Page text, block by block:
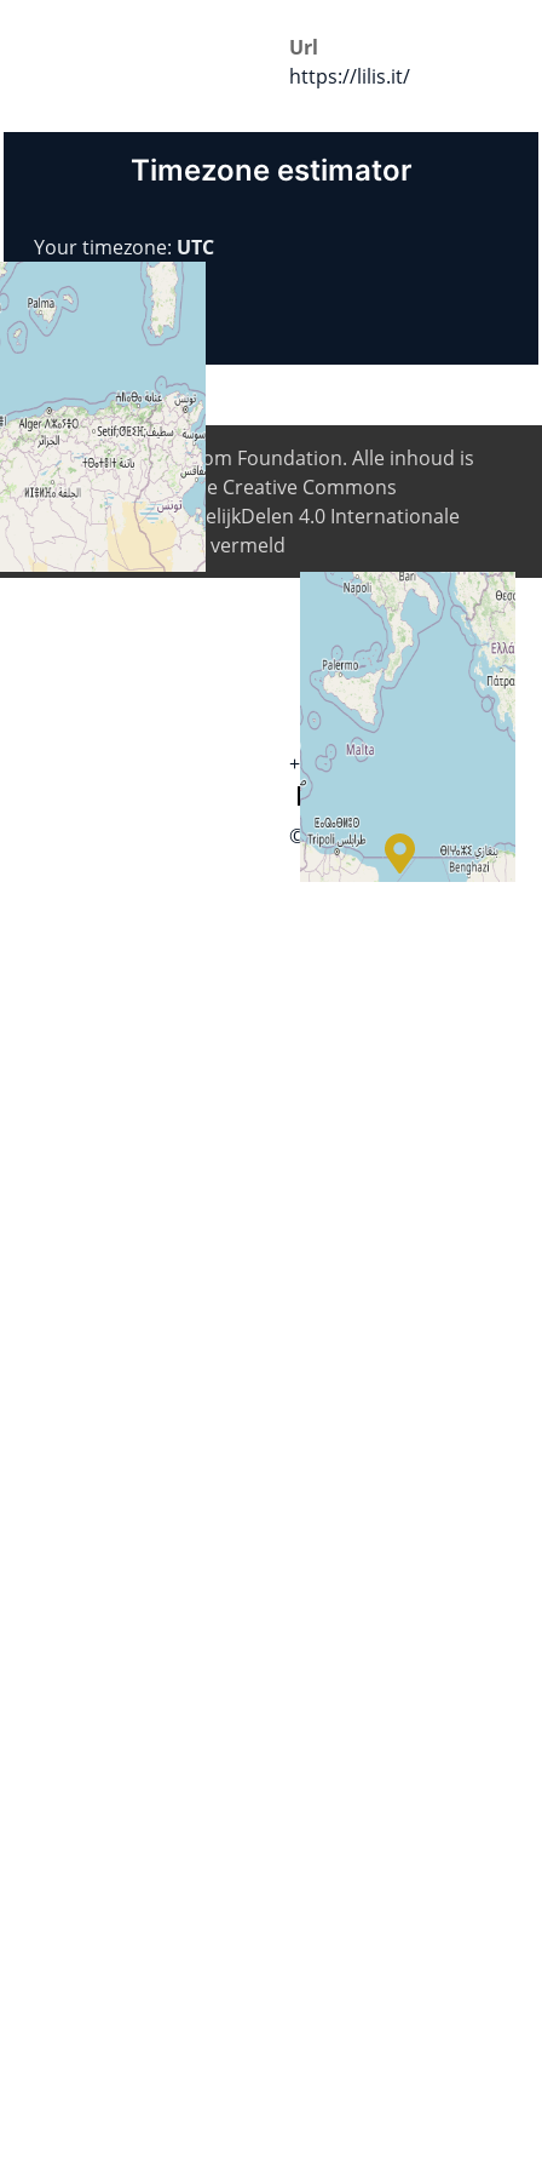
+−
© OpenStreetMap
Url
https://lilis.it/
Timezone estimator
Your timezone: UTC
© 2026Digital Freedom Foundation. Alle inhoud is
beschikbaar onder de Creative Commons
Naamsvermelding-GelijkDelen 4.0 Internationale
licentie tenzij anders vermeld